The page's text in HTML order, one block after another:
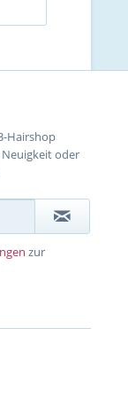
Hairshop
oder
zur